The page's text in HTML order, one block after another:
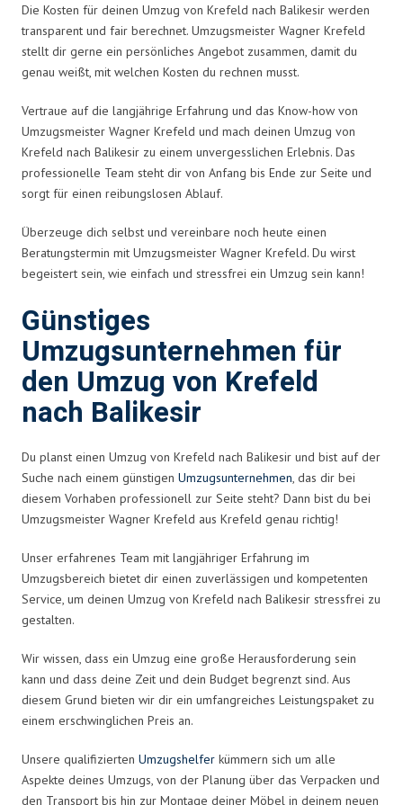
Die Kosten für deinen Umzug von Krefeld nach Balikesir werden
transparent und fair berechnet. Umzugsmeister Wagner Krefeld
stellt dir gerne ein persönliches Angebot zusammen, damit du
genau weißt, mit welchen Kosten du rechnen musst.
Vertraue auf die langjährige Erfahrung und das Know-how von
Umzugsmeister Wagner Krefeld und mach deinen Umzug von
Krefeld nach Balikesir zu einem unvergesslichen Erlebnis. Das
professionelle Team steht dir von Anfang bis Ende zur Seite und
sorgt für einen reibungslosen Ablauf.
Überzeuge dich selbst und vereinbare noch heute einen
Beratungstermin mit Umzugsmeister Wagner Krefeld. Du wirst
begeistert sein, wie einfach und stressfrei ein Umzug sein kann!
Günstiges
Umzugsunternehmen für
den Umzug von Krefeld
nach Balikesir
Du planst einen Umzug von Krefeld nach Balikesir und bist auf der
Suche nach einem günstigen Umzugsunternehmen, das dir bei
diesem Vorhaben professionell zur Seite steht? Dann bist du bei
Umzugsmeister Wagner Krefeld aus Krefeld genau richtig!
Unser erfahrenes Team mit langjähriger Erfahrung im
Umzugsbereich bietet dir einen zuverlässigen und kompetenten
Service, um deinen Umzug von Krefeld nach Balikesir stressfrei zu
gestalten.
Wir wissen, dass ein Umzug eine große Herausforderung sein
kann und dass deine Zeit und dein Budget begrenzt sind. Aus
diesem Grund bieten wir dir ein umfangreiches Leistungspaket zu
einem erschwinglichen Preis an.
Unsere qualifizierten Umzugshelfer kümmern sich um alle
Aspekte deines Umzugs, von der Planung über das Verpacken und
den Transport bis hin zur Montage deiner Möbel in deinem neuen